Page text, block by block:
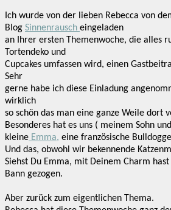
Ich wurde von der lieben Rebecca von
Blog Sinnenrausch eingeladen
an Ihrer ersten Themenwoche, die alles
Tortendeko und
Cupcakes umfassen wird, einen
Sehr
gerne habe ich diese Einladung
wirklich
so schön das man eine ganze Weile dort
Besonderes hat es uns ( meinem Sohn
kleine Emma, eine französische
Und das, obwohl wir bekennende
Siehst Du Emma, mit Deinem Charm
Bann gezogen.
Aber zurück zum eigentlichen Thema.